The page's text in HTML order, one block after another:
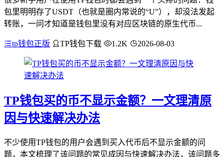
包里明明存了USDT（也就是圈内常说的“U”），却没法发起
转账，一问才知道是钱包里没有对应区块链的原生代币...
tp钱包正版 TP钱包下载 1.2K 2026-08-03
TP钱包买的币不显示金额？一文理清原
因与快速解决办法
不少使用TP钱包的用户会遇到买入代币后不显示金额的问
题，本文梳理了该问题的常见成因与快速解决办法，该问题多